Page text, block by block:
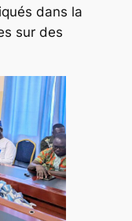
dans la
sur des